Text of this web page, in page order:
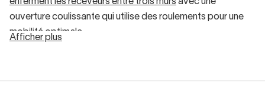
enferment les receveurs entre trois murs avec une
ouverture coulissante qui utilise des roulements pour une
mobilité optimale.
Afficher plus